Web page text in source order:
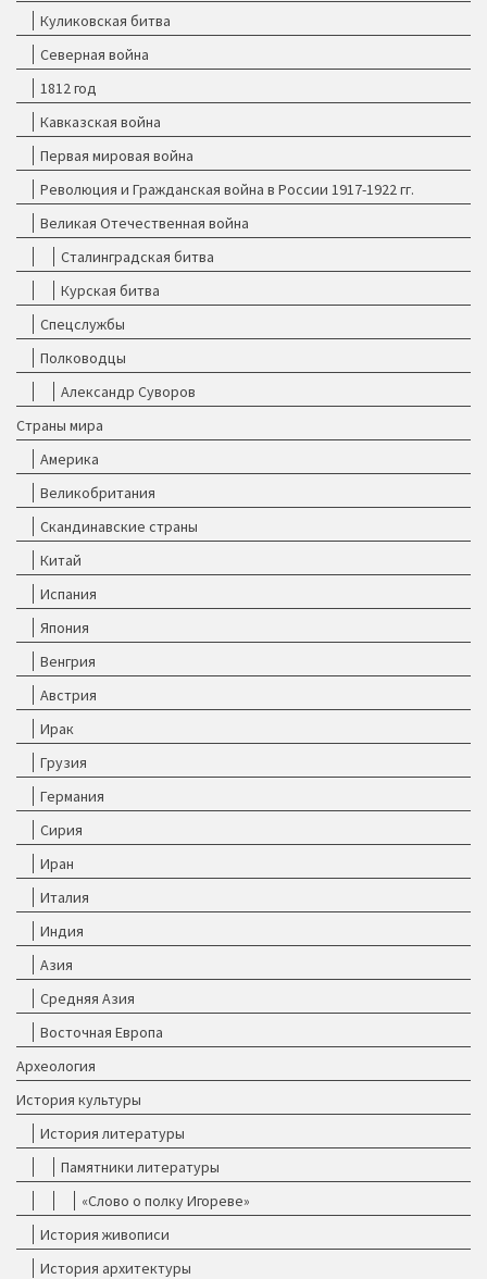
Куликовская битва
Северная война
1812 год
Кавказская война
Первая мировая война
Революция и Гражданская война в России 1917-1922 гг.
Великая Отечественная война
Сталинградская битва
Курская битва
Спецслужбы
Полководцы
Александр Суворов
Страны мира
Америка
Великобритания
Скандинавские страны
Китай
Испания
Япония
Венгрия
Австрия
Ирак
Грузия
Германия
Сирия
Иран
Италия
Индия
Азия
Средняя Азия
Восточная Европа
Археология
История культуры
История литературы
Памятники литературы
«Слово о полку Игореве»
История живописи
История архитектуры